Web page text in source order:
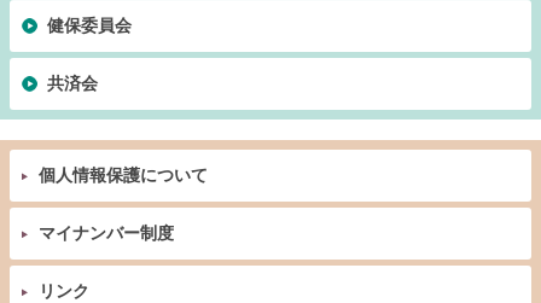
健保委員会
共済会
個人情報保護について
マイナンバー制度
リンク